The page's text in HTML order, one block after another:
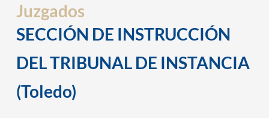
Juzgados
SECCIÓN DE INSTRUCCIÓN
DEL TRIBUNAL DE INSTANCIA
(Toledo)